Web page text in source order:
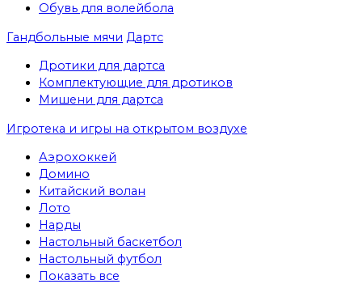
Обувь для волейбола
Гандбольные мячи Дартс
Дротики для дартса
Комплектующие для дротиков
Мишени для дартса
Игротека и игры на открытом воздухе
Аэрохоккей
Домино
Китайский волан
Лото
Нарды
Настольный баскетбол
Настольный футбол
Показать все